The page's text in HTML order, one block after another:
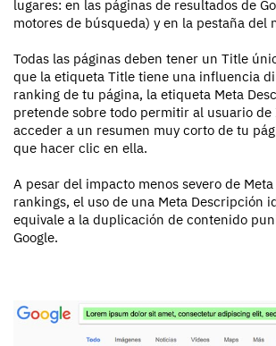
lugares: en las páginas de resultados de
motores de búsqueda) y en la pestaña del
Todas las páginas deben tener un Title
que la etiqueta Title tiene una influencia
ranking de tu página, la etiqueta Meta
pretende sobre todo permitir al usuario
acceder a un resumen muy corto de tu
que hacer clic en ella.
A pesar del impacto menos severo de
rankings, el uso de una Meta Descripción
equivale a la duplicación de contenido
Google.